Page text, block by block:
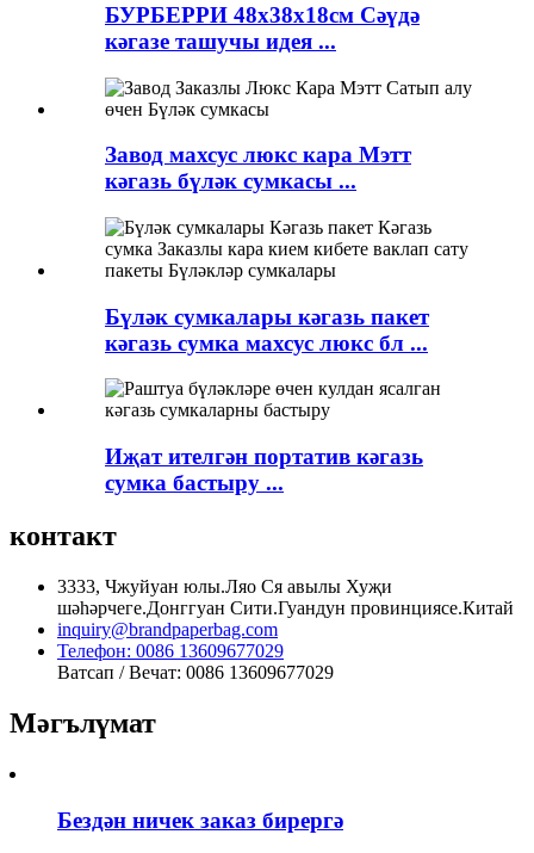
БУРБЕРРИ 48х38х18см Сәүдә
кәгазе ташучы идея ...
Завод махсус люкс кара Мэтт
кәгазь бүләк сумкасы ...
Бүләк сумкалары кәгазь пакет
кәгазь сумка махсус люкс бл ...
Иҗат ителгән портатив кәгазь
сумка бастыру ...
контакт
3333, Чжуйуан юлы.Ляо Ся авылы Хуҗи
шәһәрчеге.Донггуан Сити.Гуандун провинциясе.Китай
inquiry@brandpaperbag.com
Телефон: 0086 13609677029
Ватсап / Вечат: 0086 13609677029
Мәгълүмат
Бездән ничек заказ бирергә